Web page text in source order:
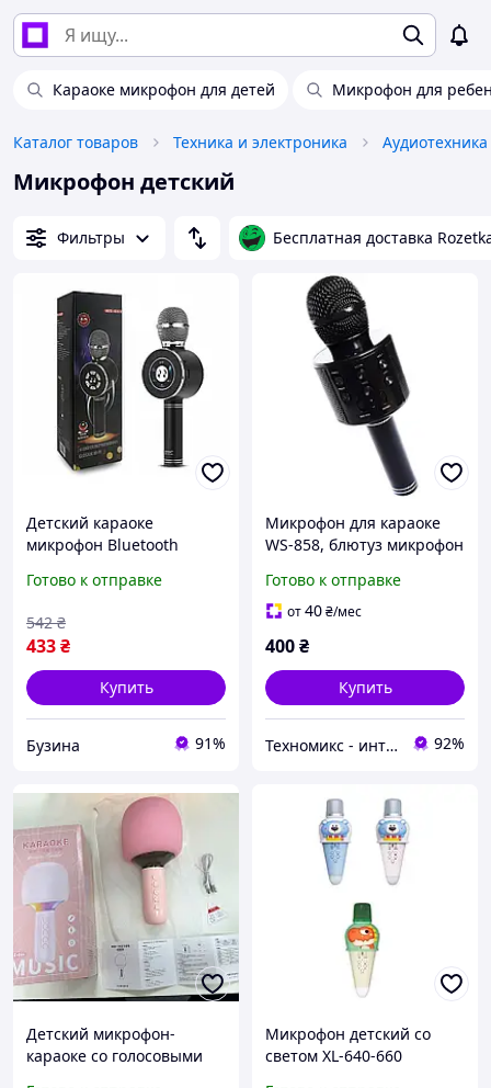
Караоке микрофон для детей Микрофон для
Каталог товаров Техника и электроника
Микрофон детский
Фильтры Бесплатная доставка
Детский караоке
микрофон Bluetooth
динамиком и колонкой
Черный siaivo
Готово к отправке
433₴
542 ₴
Купить
Бузина 91%
Микрофон для караоке
WS-858, блютуз микрофон
микрофон с динамиком
(Черный) (ТОП)
Готово к отправке
от40₴/мес
400₴
Купить
Техномикс - интернет - магазин качественной техники, электроники и других товаров для дома и работы 92%
Детский микрофон-
караоке со голосовыми
Микрофон детский со
светом XL-640-660